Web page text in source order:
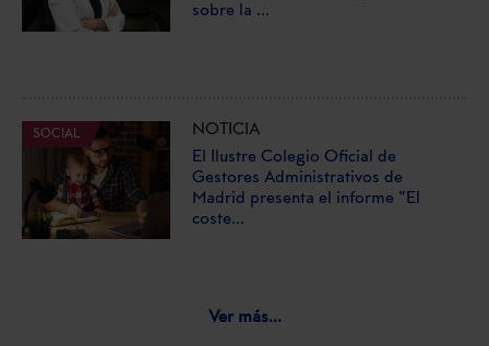
sobre la ...
SOCIAL
NOTICIA
El Ilustre Colegio Oficial de
Gestores Administrativos de
Madrid presenta el informe "El
coste...
Ver más...